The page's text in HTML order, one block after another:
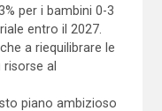
per i bambini 0-3
entro il 2027.
a riequilibrare le
al
piano ambizioso